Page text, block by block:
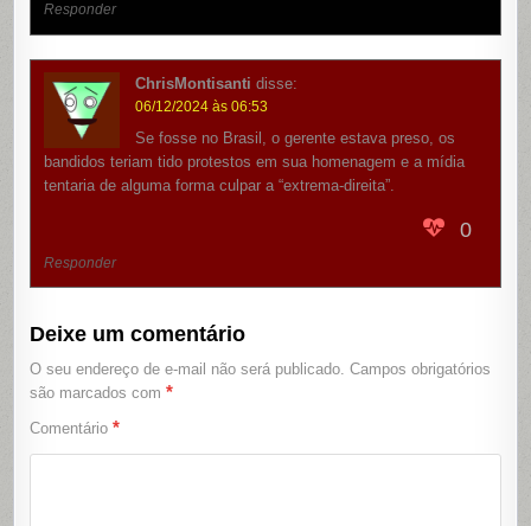
Responder
ChrisMontisanti disse:
06/12/2024 às 06:53
Se fosse no Brasil, o gerente estava preso, os
bandidos teriam tido protestos em sua homenagem e a mídia
tentaria de alguma forma culpar a “extrema-direita”.
0
Responder
Deixe um comentário
O seu endereço de e-mail não será publicado. Campos obrigatórios
são marcados com*
Comentário*